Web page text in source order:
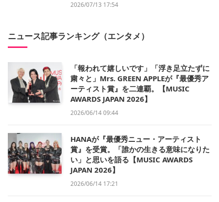
2026/07/13 17:54
ニュース記事ランキング（エンタメ）
「報われて嬉しいです」「浮き足立たずに
粛々と」Mrs. GREEN APPLEが『最優秀ア
ーティスト賞』を二連覇。【MUSIC
AWARDS JAPAN 2026】
2026/06/14 09:44
HANAが『最優秀ニュー・アーティスト
賞』を受賞。「誰かの生きる意味になりた
い」と思いを語る【MUSIC AWARDS
JAPAN 2026】
2026/06/14 17:21